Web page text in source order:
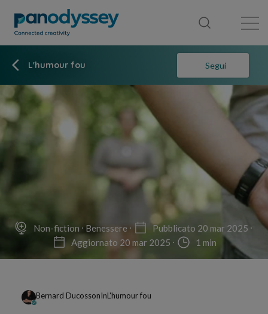
L'humour fou Segui
Non-fiction Benessere
Pubblicato 20 mar 2025
Aggiornato 20 mar 2025
1 min
Bernard DucossonInL'humour fou